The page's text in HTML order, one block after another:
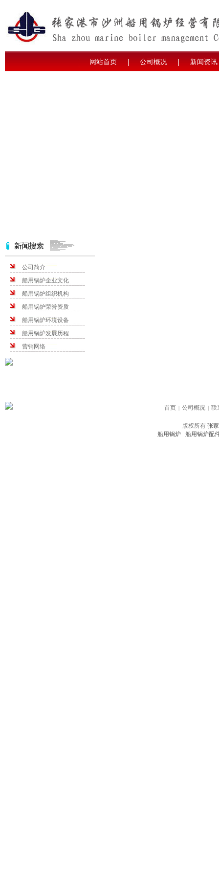
网站首页 公司概况 新闻资讯
公司简介
船用锅炉企业文化
船用锅炉组织机构
船用锅炉荣誉资质
船用锅炉环境设备
船用锅炉发展历程
营销网络
首页 | 公司概况 | 联
版权所有张
船用锅炉
船用锅炉配